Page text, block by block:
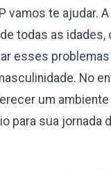
vamos te ajudar.
todas as
esses
No
um
para sua jornada